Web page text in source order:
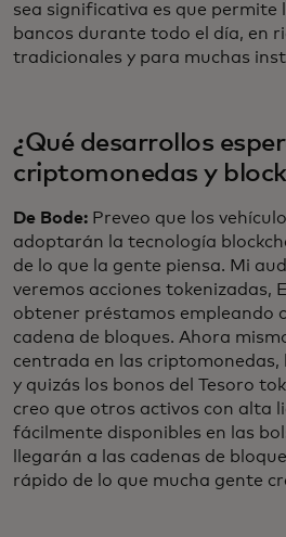
sea significativa es que permite
bancos durante todo el día, en
tradicionales y para muchas
¿Qué desarrollos
criptomonedas y
De Bode: Preveo que los
adoptarán la tecnología
de lo que la gente piensa. Mi
veremos acciones tokenizadas,
obtener préstamos empleando
cadena de bloques. Ahora
centrada en las criptomonedas,
y quizás los bonos del Tesoro
creo que otros activos con alta
fácilmente disponibles en las
llegarán a las cadenas de
rápido de lo que mucha gente